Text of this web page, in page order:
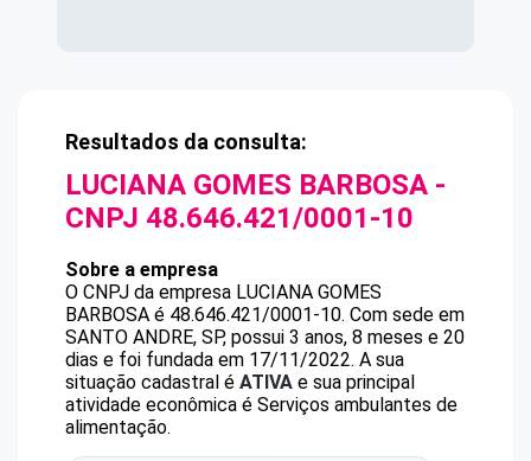
Resultados da consulta:
LUCIANA GOMES BARBOSA -
CNPJ 48.646.421/0001-10
Sobre a empresa
O CNPJ da empresa LUCIANA GOMES
BARBOSA é 48.646.421/0001-10. Com sede em
SANTO ANDRE, SP, possui 3 anos, 8 meses e 20
dias e foi fundada em 17/11/2022. A sua
situação cadastral é ATIVA e sua principal
atividade econômica é Serviços ambulantes de
alimentação.